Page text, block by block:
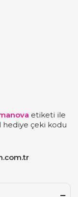
etiketi ile
hediye çeki kodu